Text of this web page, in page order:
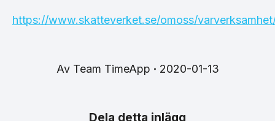
https://www.skatteverket.se/omoss/
Av Team TimeApp 2020-01-13
Dela detta inlägg